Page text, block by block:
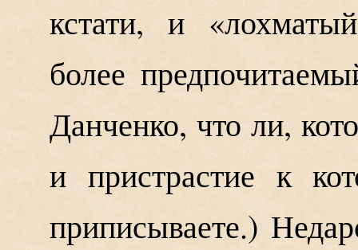
кстати, и
более
Данченко, что ли,
и пристрастие к
приписываете.)